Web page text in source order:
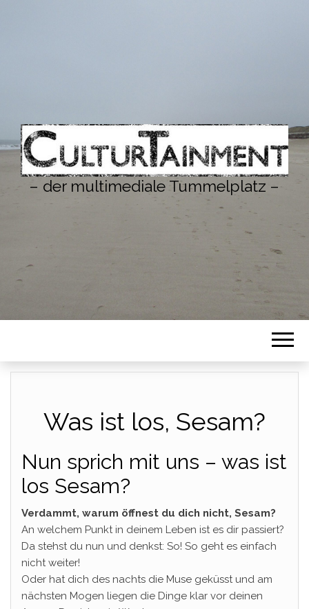
– der multimediale Tummelplatz –
Was ist los, Sesam?
Nun sprich mit uns – was ist
los Sesam?
Verdammt, warum öffnest du dich nicht, Sesam?
An welchem Punkt in deinem Leben ist es dir passiert?
Da stehst du nun und denkst: So! So geht es einfach
nicht weiter!
Oder hat dich des nachts die Muse geküsst und am
nächsten Mogen liegen die Dinge klar vor deinen